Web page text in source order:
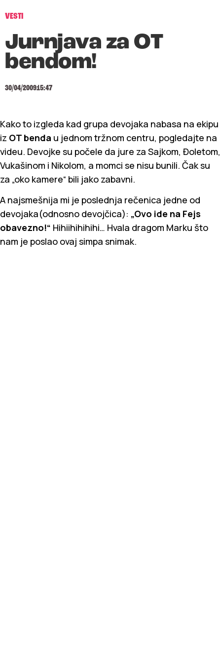
VESTI
Jurnjava za OT
bendom!
30/04/200915:47
Kako to izgleda kad grupa devojaka nabasa na ekipu
iz OT benda u jednom tržnom centru, pogledajte na
videu. Devojke su počele da jure za Sajkom, Đoletom,
Vukašinom i Nikolom, a momci se nisu bunili. Čak su
za „oko kamere“ bili jako zabavni.
A najsmešnija mi je poslednja rečenica jedne od
devojaka(odnosno devojčica): „Ovo ide na Fejs
obavezno!“ Hihiihihihihi… Hvala dragom Marku što
nam je poslao ovaj simpa snimak.